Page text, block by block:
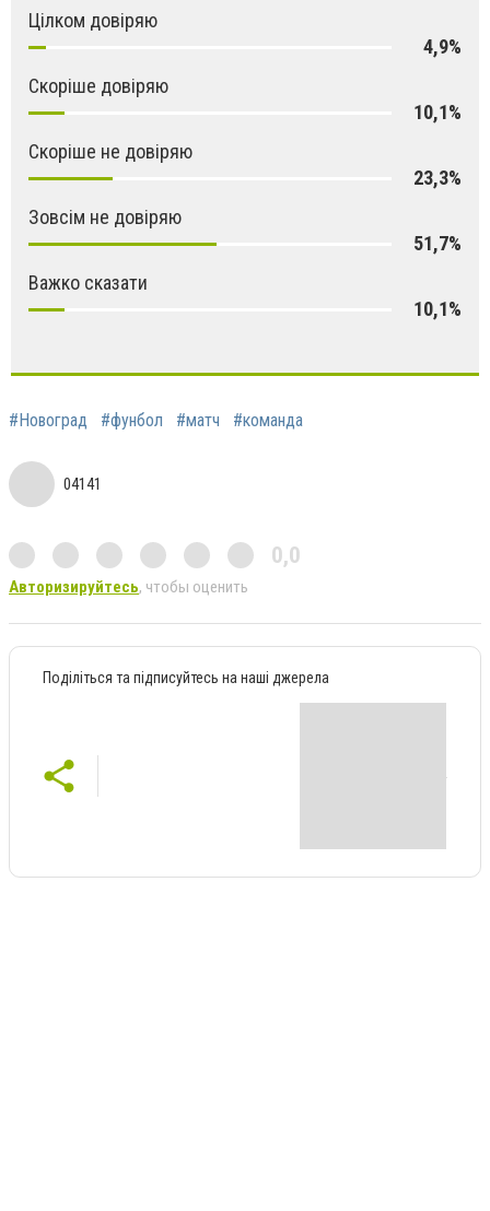
Цілком довіряю
4,9%
Скоріше довіряю
10,1%
Скоріше не довіряю
23,3%
Зовсім не довіряю
51,7%
Важко сказати
10,1%
#Новоград #фунбол #матч #команда
04141
0,0
Авторизируйтесь, чтобы оценить
Поділіться та підписуйтесь на наші джерела